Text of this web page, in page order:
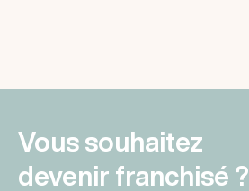
Vous souhaitez
devenir franchisé ?